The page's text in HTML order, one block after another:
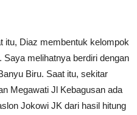
itu, Diaz membentuk kelompok
melihatnya berdiri dengan
Biru. Saat itu, sekitar
Megawati Jl Kebagusan ada
Jokowi JK dari hasil hitung